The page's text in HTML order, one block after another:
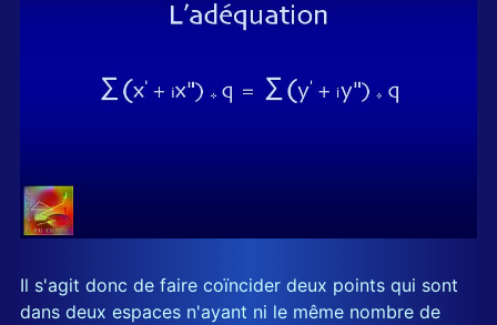
Il s'agit donc de faire coïncider deux points qui sont
dans deux espaces n'ayant ni le même nombre de